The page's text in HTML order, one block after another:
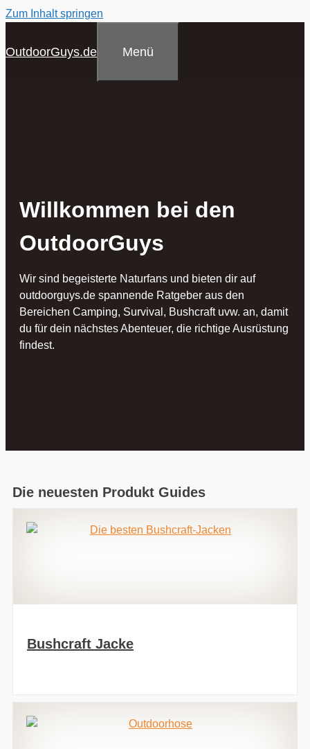
Zum Inhalt springen
OutdoorGuys.de Menü
Willkommen bei den
OutdoorGuys
Wir sind begeisterte Naturfans und bieten dir auf
outdoorguys.de spannende Ratgeber aus den
Bereichen Camping, Survival, Bushcraft uvw. an, damit
du für dein nächstes Abenteuer, die richtige Ausrüstung
findest.
Die neuesten Produkt Guides
Bushcraft Jacke